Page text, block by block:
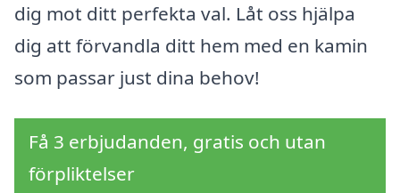
dig mot ditt perfekta val. Låt oss hjälpa
dig att förvandla ditt hem med en kamin
som passar just dina behov!
Få 3 erbjudanden, gratis och utan
förpliktelser